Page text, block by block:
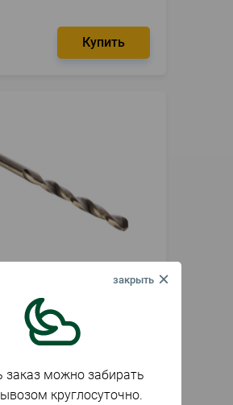
по металлу сверхпрочное
заказ можно забирать
круглосуточно.